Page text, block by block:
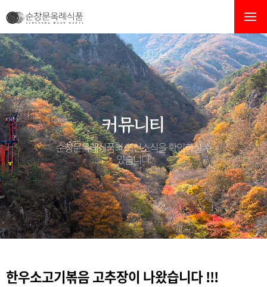
한우소고기볶음 고추장이 나왔습니다 !!! > 공지사항
커뮤니티
순창문옥례식품의 최신소식을 확인하실 수
있습니다.
한우소고기볶음 고추장이 나왔습니다 !!!